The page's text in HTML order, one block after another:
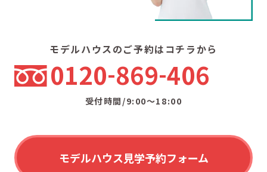
モデルハウスのご予約はコチラから
0120 869 406
受付時間/9:00〜18:00
モデルハウス見学予約フォーム